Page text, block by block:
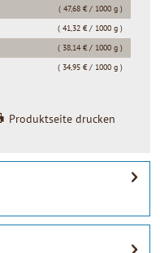
( 47,68 € / 1000 g )
( 41,32 € / 1000 g )
( 38,14 € / 1000 g )
( 34,95 € / 1000 g )
Produktseite drucken